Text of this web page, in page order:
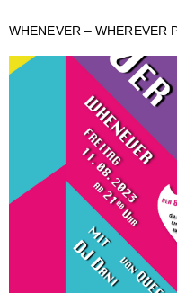
WHENEVER – WHEREVER